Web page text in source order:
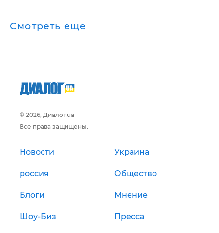
Смотреть ещё
© 2026, Диалог.ua
Все права защищены.
Новости Украина
россия Общество
Блоги Мнение
Шоу-Биз Пресса